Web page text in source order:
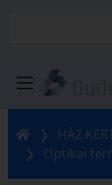
HÁZ
Optikai